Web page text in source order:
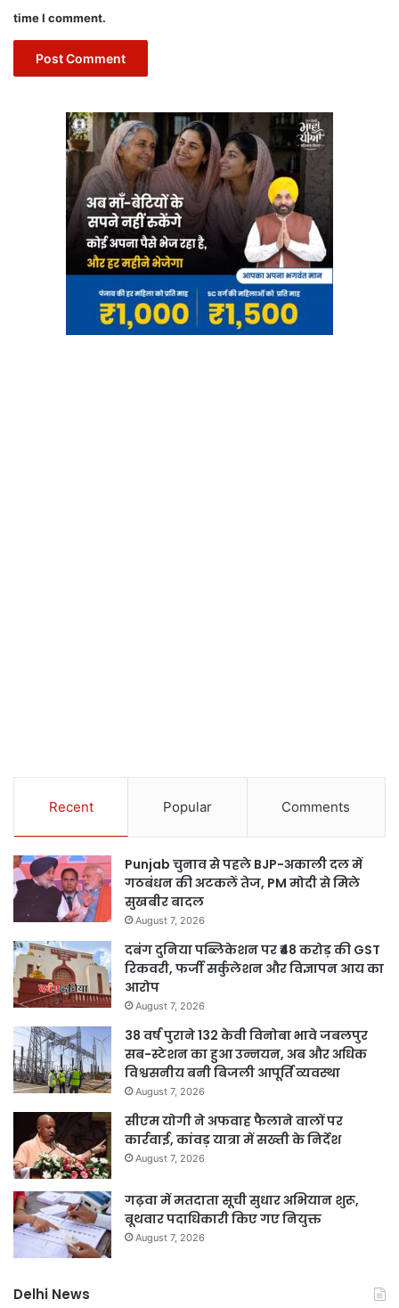
time I comment.
Recent Popular Comments
Punjab चुनाव से पहले BJP-अकाली दल में
गठबंधन की अटकलें तेज, PM मोदी से मिले
सुखबीर बादल
August 7, 2026
दबंग दुनिया पब्लिकेशन पर ₹48 करोड़ की GST
रिकवरी, फर्जी सर्कुलेशन और विज्ञापन आय का
आरोप
August 7, 2026
38 वर्ष पुराने 132 केवी विनोबा भावे जबलपुर
सब-स्टेशन का हुआ उन्नयन, अब और अधिक
विश्वसनीय बनी बिजली आपूर्ति व्यवस्था
August 7, 2026
सीएम योगी ने अफवाह फैलाने वालों पर
कार्रवाई, कांवड़ यात्रा में सख्ती के निर्देश
August 7, 2026
गढ़वा में मतदाता सूची सुधार अभियान शुरू,
बूथवार पदाधिकारी किए गए नियुक्त
August 7, 2026
Delhi News